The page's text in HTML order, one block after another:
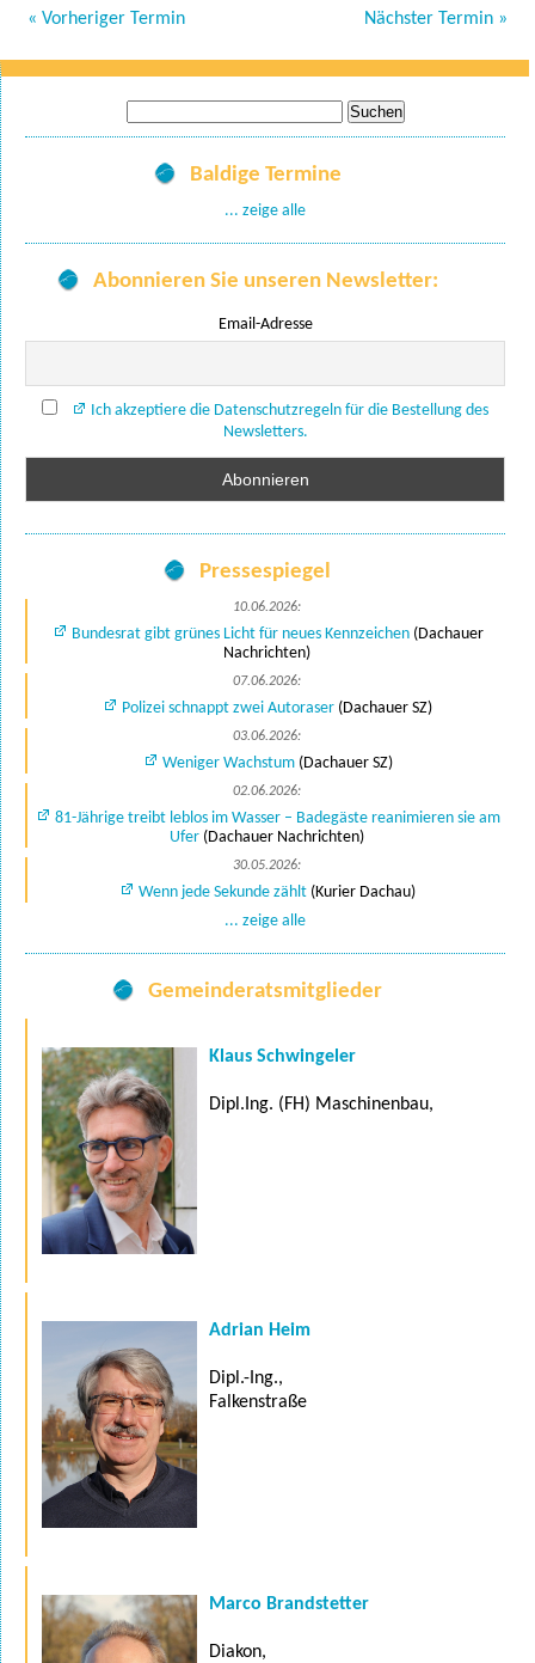
« Vorheriger Termin Nächster Termin »
nach:
Baldige Termine
... zeige alle
Abonnieren Sie unseren Newsletter:
Email-Adresse
Ich akzeptiere die Datenschutzregeln für die Bestellung des
Newsletters.
Pressespiegel
10.06.2026:
Bundesrat gibt grünes Licht für neues Kennzeichen(Dachauer
Nachrichten)
07.06.2026:
Polizei schnappt zwei Autoraser (Dachauer SZ)
03.06.2026:
Weniger Wachstum(Dachauer SZ)
02.06.2026:
81-Jährige treibt leblos im Wasser – Badegäste reanimieren sie am
Ufer(Dachauer Nachrichten)
30.05.2026:
Wenn jede Sekunde zählt (Kurier Dachau)
... zeige alle
Gemeinderatsmitglieder
Klaus Schwingeler
Dipl.Ing. (FH) Maschinenbau,
Adrian Heim
Dipl.-Ing.,
Falkenstraße
Marco Brandstetter
Diakon,